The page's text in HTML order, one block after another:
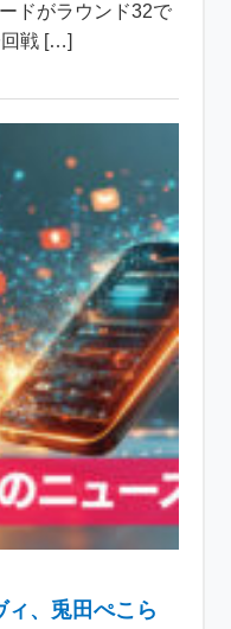
ドがラウンド32で
戦 […]
、兎田ぺこら